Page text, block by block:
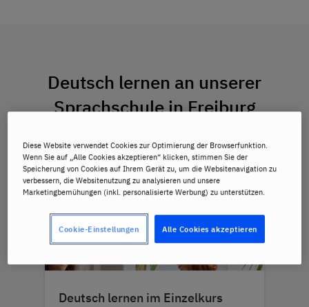
Deutsch lernen an unserer
Sprachschule in Freiburg
Deutsch lernen im Einzelkurs
Diese Website verwendet Cookies zur Optimierung der Browserfunktion.
Wenn Sie auf „Alle Cookies akzeptieren“ klicken, stimmen Sie der
Speicherung von Cookies auf Ihrem Gerät zu, um die Websitenavigation zu
verbessern, die Websitenutzung zu analysieren und unsere
Marketingbemühungen (inkl. personalisierte Werbung) zu unterstützen.
Alle Cookies akzeptieren
Cookie-Einstellungen